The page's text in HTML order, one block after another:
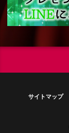
サイトマップ